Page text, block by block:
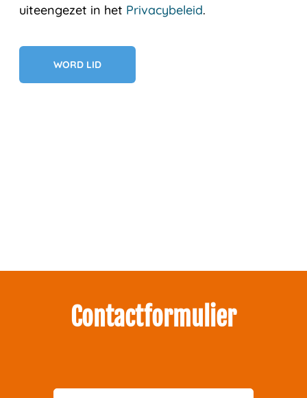
uiteengezet in het Privacybeleid.
Geen val
Contactformulier